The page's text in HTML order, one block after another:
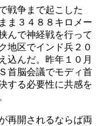
戦争まで起こした
ま３４８８キロメー
んで神経戦を行って
地区でインド兵２０
込んだ。昨年１０月
首脳会議でモディ首
する必要性に共感を
再開されるならば両